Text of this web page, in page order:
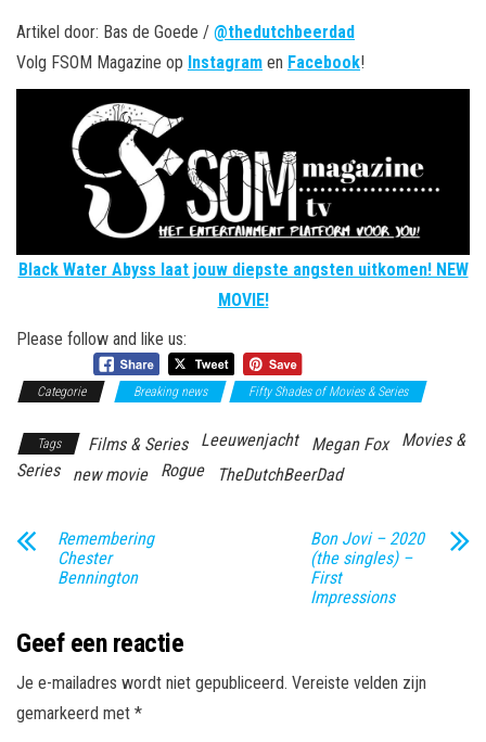
Artikel door: Bas de Goede / @thedutchbeerdad
Volg FSOM Magazine op Instagram en Facebook!
Black Water Abyss laat jouw diepste angsten uitkomen! NEW
MOVIE!
Please follow and like us:
Categorie Breaking news Fifty Shades of Movies & Series
Tags Films & Series Leeuwenjacht Megan Fox
Movies &
Series
new movie Rogue TheDutchBeerDad
Remembering
Chester
Bennington
Bon Jovi – 2020
(the singles) –
First
Impressions
Geef een reactie
Je e-mailadres wordt niet gepubliceerd. Vereiste velden zijn
gemarkeerd met *